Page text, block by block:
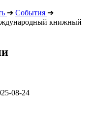
➔ События ➔
книжный
08-24